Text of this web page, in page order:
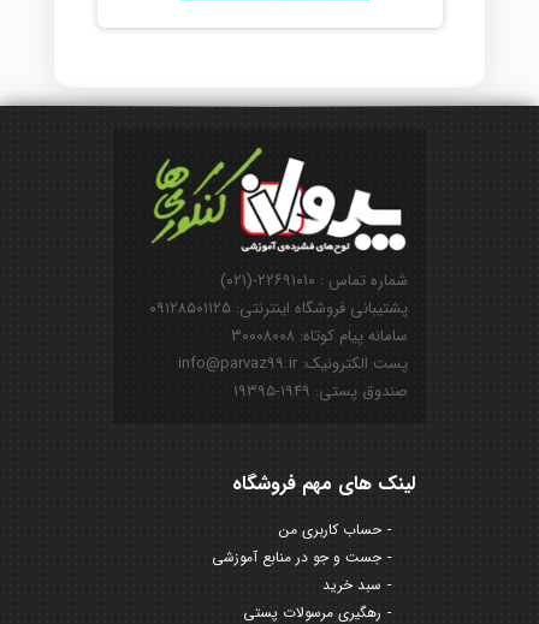
شماره تماس : ۲۲۶۹۱۰۱۰-(۰۲۱)
پشتیبانی فروشگاه اینترنتی: ۰۹۱۲۸۵۰۱۱۲۵
سامانه پیام کوتاه: ۳۰۰۰۸۰۰۸
پست الکترونیک: info@parvaz99.ir
صندوق پستی: ۱۹۴۹-۱۹۳۹۵
لینک های مهم فروشگاه
حساب کاربری من
جست و جو در منابع آموزشی
سبد خرید
رهگیری مرسولات پستی